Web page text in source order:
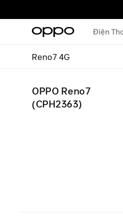
Điện
Reno7 4G
OPPO Reno7
(CPH2363)